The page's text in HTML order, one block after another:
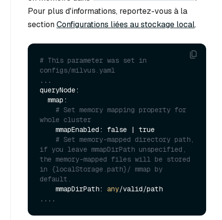
Pour plus d'informations, reportez-vous à la
sectionConfigurations liées au stockage local.
# This parameter was set in
configs/milvus.yaml
...
queryNode:
# Set memory mapping property for
whole cluster
# Set memory-mapped directory path,
if you leave mmapDirPath unspecified,
the memory-mapped files will be stored
in {localStorage.path}/ mmap by
default.
    mmapDirPath:
any/valid/path